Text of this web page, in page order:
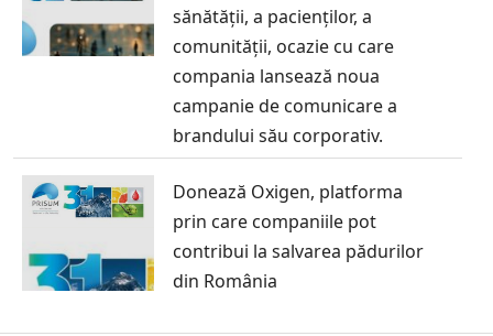
sănătății, a pacienților, a
comunității, ocazie cu care
compania lansează noua
campanie de comunicare a
brandului său corporativ.
Donează Oxigen, platforma
prin care companiile pot
contribui la salvarea pădurilor
din România